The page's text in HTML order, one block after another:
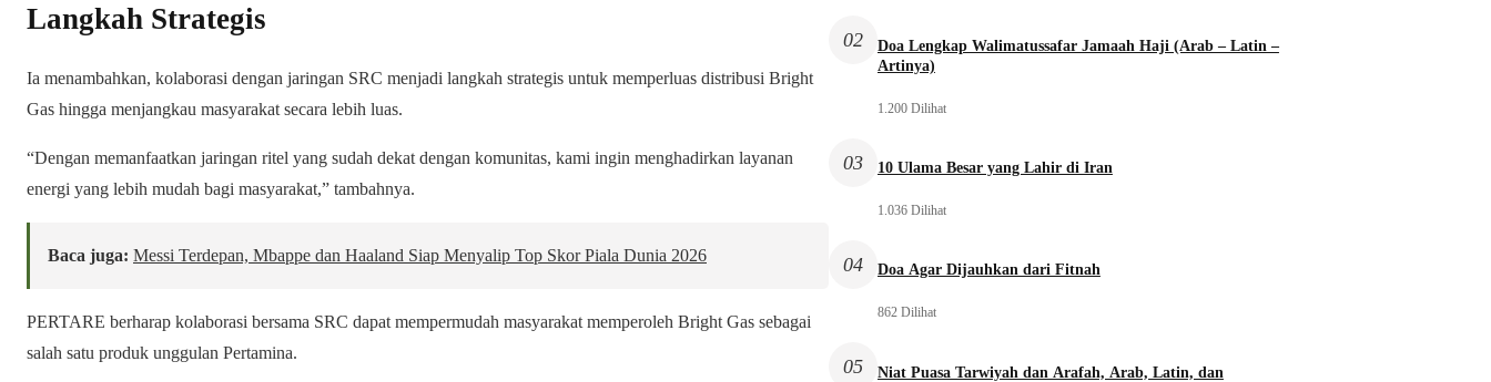
Langkah Strategis
Ia menambahkan, kolaborasi dengan jaringan SRC menjadi langkah strategis untuk memperluas distribusi Bright
Gas hingga menjangkau masyarakat secara lebih luas.
“Dengan memanfaatkan jaringan ritel yang sudah dekat dengan komunitas, kami ingin menghadirkan layanan
energi yang lebih mudah bagi masyarakat,” tambahnya.
Baca juga: Messi Terdepan, Mbappe dan Haaland Siap Menyalip Top Skor Piala Dunia 2026
PERTARE berharap kolaborasi bersama SRC dapat mempermudah masyarakat memperoleh Bright Gas sebagai
salah satu produk unggulan Pertamina.
02
Doa Lengkap Walimatussafar Jamaah Haji (Arab – Latin –
Artinya)
1.200 Dilihat
03 10 Ulama Besar yang Lahir di Iran
1.036 Dilihat
04 Doa Agar Dijauhkan dari Fitnah
862 Dilihat
05
Niat Puasa Tarwiyah dan Arafah, Arab, Latin, dan